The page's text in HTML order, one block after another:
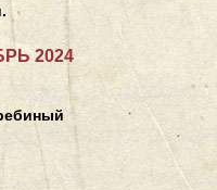
2024